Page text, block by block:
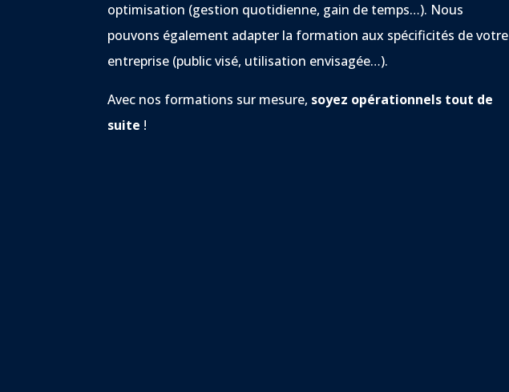
optimisation (gestion quotidienne, gain de temps…). Nous
pouvons également adapter la formation aux spécificités de votre
entreprise (public visé, utilisation envisagée…).
Avec nos formations sur mesure, soyez opérationnels tout de
suite !